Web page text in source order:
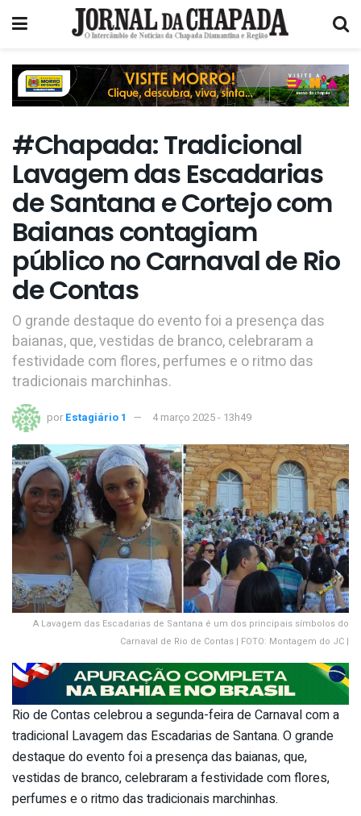
#Chapada: Tradicional
Lavagem das Escadarias
de Santana e Cortejo com
Baianas contagiam
público no Carnaval de Rio
de Contas
O grande destaque do evento foi a presença das
baianas, que, vestidas de branco, celebraram a
festividade com flores, perfumes e o ritmo das
tradicionais marchinhas.
por Estagiário 1 4 março 2025 - 13h49
A Lavagem das Escadarias de Santana é um dos principais símbolos do
Carnaval de Rio de Contas | FOTO: Montagem do JC |
Rio de Contas celebrou a segunda-feira de Carnaval com a
tradicional Lavagem das Escadarias de Santana. O grande
destaque do evento foi a presença das baianas, que,
vestidas de branco, celebraram a festividade com flores,
perfumes e o ritmo das tradicionais marchinhas.